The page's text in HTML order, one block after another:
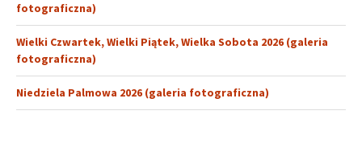
fotograficzna)
Wielki Czwartek, Wielki Piątek, Wielka Sobota 2026 (galeria
fotograficzna)
Niedziela Palmowa 2026 (galeria fotograficzna)